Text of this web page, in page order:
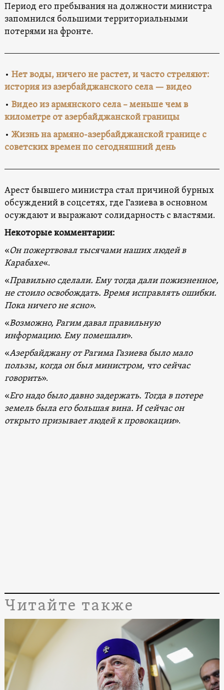
Период его пребывания на должности министра
запомнился большими территориальными
потерями на фронте.
• Нет воды, ничего не растет, и часто стреляют:
история из азербайджанского села — видео
• Видео из армянского села – меньше чем в
километре от азербайджанской границы
• Жизнь на армяно-азербайджанской границе с
советских времен по сегодняшний день
Арест бывшего министра стал причиной бурных
обсуждений в соцсетях, где Газиева в основном
осуждают и выражают солидарность с властями.
Некоторые комментарии:
«Он пожертвовал тысячами наших людей в
Карабахе«.
«Правильно сделали. Ему тогда дали пожизненное,
не стоило освобождать. Время исправлять ошибки.
Пока ничего не ясно».
«Возможно, Рагим давал правильную
информацию. Ему помешали».
«Азербайджану от Рагима Газиева было мало
пользы, когда он был министром, что сейчас
говорить».
«Его надо было давно задержать. Тогда в потере
земель была его большая вина. И сейчас он
открыто призывает людей к провокации».
Читайте также